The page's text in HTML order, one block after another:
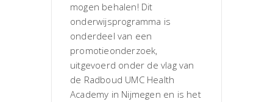
mogen behalen! Dit
onderwijsprogramma is
onderdeel van een
promotieonderzoek,
uitgevoerd onder de vlag van
de Radboud UMC Health
Academy in Nijmegen en is het